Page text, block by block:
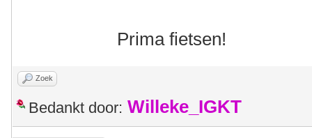
Prima fietsen!
Zoek
Bedankt door: Willeke_IGKT